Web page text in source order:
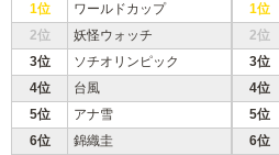
1位
ワールドカップ
2位
妖怪ウォッチ
3位
ソチオリンピック
4位
台風
5位
アナ雪
6位
錦織圭
1位
2位
3位
4位
5位
6位